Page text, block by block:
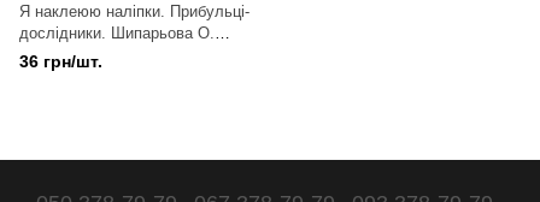
Я наклеюю наліпки. Прибульці-
дослідники. Шипарьова О.
9786175240021
36 грн/шт.